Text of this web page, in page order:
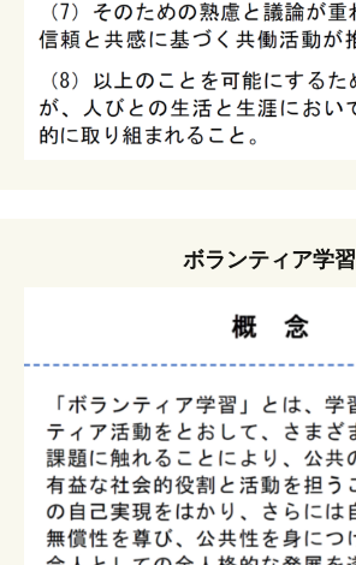
ボランティア学習